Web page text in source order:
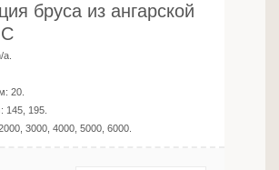
бруса из ангарской
a
20
145, 195
3000, 4000, 5000, 6000